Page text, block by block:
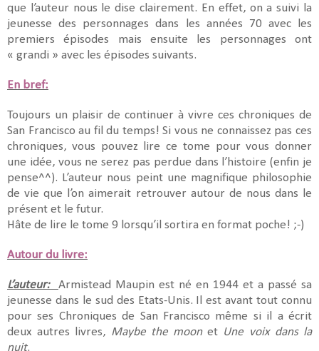
que l’auteur nous le dise clairement. En effet, on a suivi la
jeunesse des personnages dans les années 70 avec les
premiers épisodes mais ensuite les personnages ont
« grandi » avec les épisodes suivants.
En bref:
Toujours un plaisir de continuer à vivre ces chroniques de
San Francisco au fil du temps! Si vous ne connaissez pas ces
chroniques, vous pouvez lire ce tome pour vous donner
une idée, vous ne serez pas perdue dans l’histoire (enfin je
pense^^). L’auteur nous peint une magnifique philosophie
de vie que l’on aimerait retrouver autour de nous dans le
présent et le futur.
Hâte de lire le tome 9 lorsqu’il sortira en format poche! ;-)
Autour du livre:
L’auteur: Armistead Maupin est né en 1944 et a passé sa
jeunesse dans le sud des Etats-Unis. Il est avant tout connu
pour ses Chroniques de San Francisco même si il a écrit
deux autres livres, Maybe the moonet Une voix dans la
nuit.